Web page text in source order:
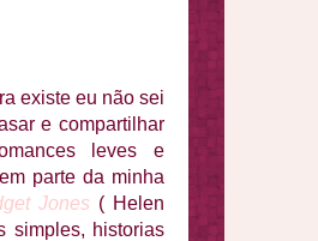
existe eu não sei
e compartilhar
leves e
parte da minha
Jones ( Helen
simples, historias